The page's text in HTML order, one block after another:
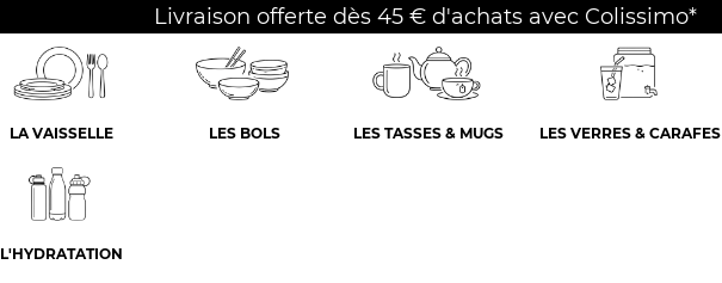
Livraison offerte dès 45 € d'achats avec Colissimo*
LA VAISSELLE LES BOLS LES TASSES & MUGS LES VERRES & CARAFES
L'HYDRATATION